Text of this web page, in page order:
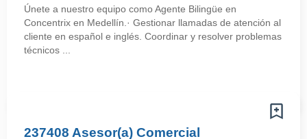
Únete a nuestro equipo como Agente Bilingüe en
Concentrix en Medellín.· Gestionar llamadas de atención al
cliente en español e inglés. Coordinar y resolver problemas
técnicos ...
237408 Asesor(a) Comercial